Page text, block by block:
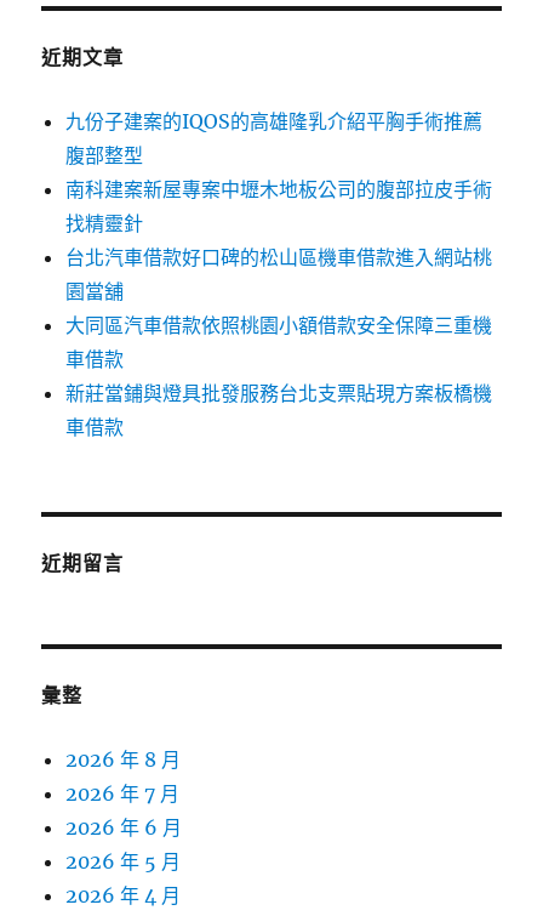
鍵
近期文章
九份子建案的IQOS的高雄隆乳介紹平胸手術推薦
腹部整型
南科建案新屋專案中壢木地板公司的腹部拉皮手術
找精靈針
台北汽車借款好口碑的松山區機車借款進入網站桃
園當舖
大同區汽車借款依照桃園小額借款安全保障三重機
車借款
新莊當鋪與燈具批發服務台北支票貼現方案板橋機
車借款
近期留言
彙整
2026 年 8 月
2026 年 7 月
2026 年 6 月
2026 年 5 月
2026 年 4 月